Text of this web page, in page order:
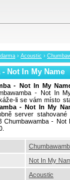
› Acoustic ›
Not In My Name
- Not In My
- Not In
li se vám místo
- Not In My
server
Chumbawamba -
Not In My
Acoustic